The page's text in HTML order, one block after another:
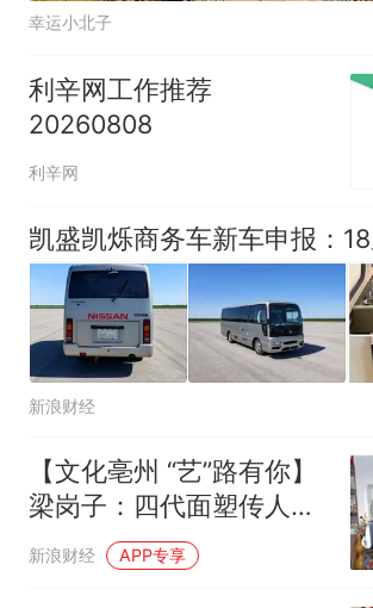
幸运小北子
利辛网工作推荐
20260808
利辛网
凯盛凯烁商务车新车申报：
新浪财经
【文化亳州 “艺”路有你】
梁岗子：四代面塑传人捏
活药都古今故事
新浪财经 APP专享